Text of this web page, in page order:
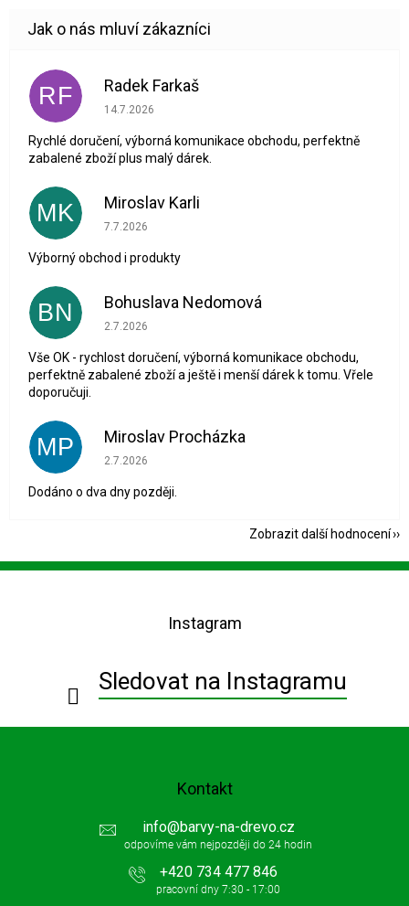
RF Radek Farkaš
Hodnocení obchodu je 5 z 5 hvězdiček.
14.7.2026
Rychlé doručení, výborná komunikace obchodu, perfektně
zabalené zboží plus malý dárek.
MK Miroslav Karli
Hodnocení obchodu je 5 z 5 hvězdiček.
7.7.2026
Výborný obchod i produkty
BN Bohuslava Nedomová
Hodnocení obchodu je 5 z 5 hvězdiček.
2.7.2026
Vše OK - rychlost doručení, výborná komunikace obchodu,
perfektně zabalené zboží a ještě i menší dárek k tomu. Vřele
doporučuji.
MP Miroslav Procházka
Hodnocení obchodu je 1 z 5 hvězdiček.
2.7.2026
Dodáno o dva dny později.
Zobrazit další hodnocení
Z
Instagram
Sledovat na Instagramu
Kontakt
info@barvy-na-drevo.cz
+420 734 477 846